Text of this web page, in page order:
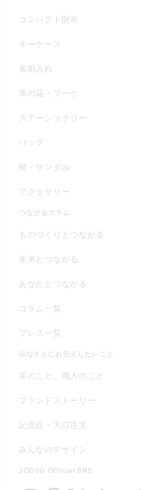
コンパクト財布
キーケース
名刺入れ
革の花・ブーケ
ステーショナリー
バッグ
靴・サンダル
アクセサリー
つながるコラム
ものづくりとつながる
未来とつながる
あなたとつながる
コラム一覧
プレス一覧
みなさんにお伝えしたいこと
革のこと、職人のこと
ブランドストーリー
記念品・大口注文
みんなのデザイン
JOGGO Official SNS